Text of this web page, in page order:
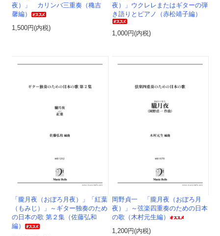
夜）」 カリンバ三重奏（穐吉
馨編）
1,500円(内税)
夜）」ウクレレまたはギターの弾
き語りとピアノ（赤松靖子編）
1,000円(内税)
「朧月夜（おぼろ月夜）」「紅葉
（もみじ）」～ギター独奏のため
の日本の歌 第２集（佐藤弘和
編）
岡野貞一 「朧月夜（おぼろ月
夜）」～弦楽四重奏のための日本
の歌（木村元生編）
1,200円(内税)